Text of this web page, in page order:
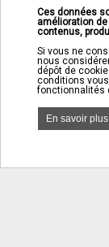
Ces données
amélioration
contenus,
Si vous ne
nous
dépôt de
conditions
fonctionnalités